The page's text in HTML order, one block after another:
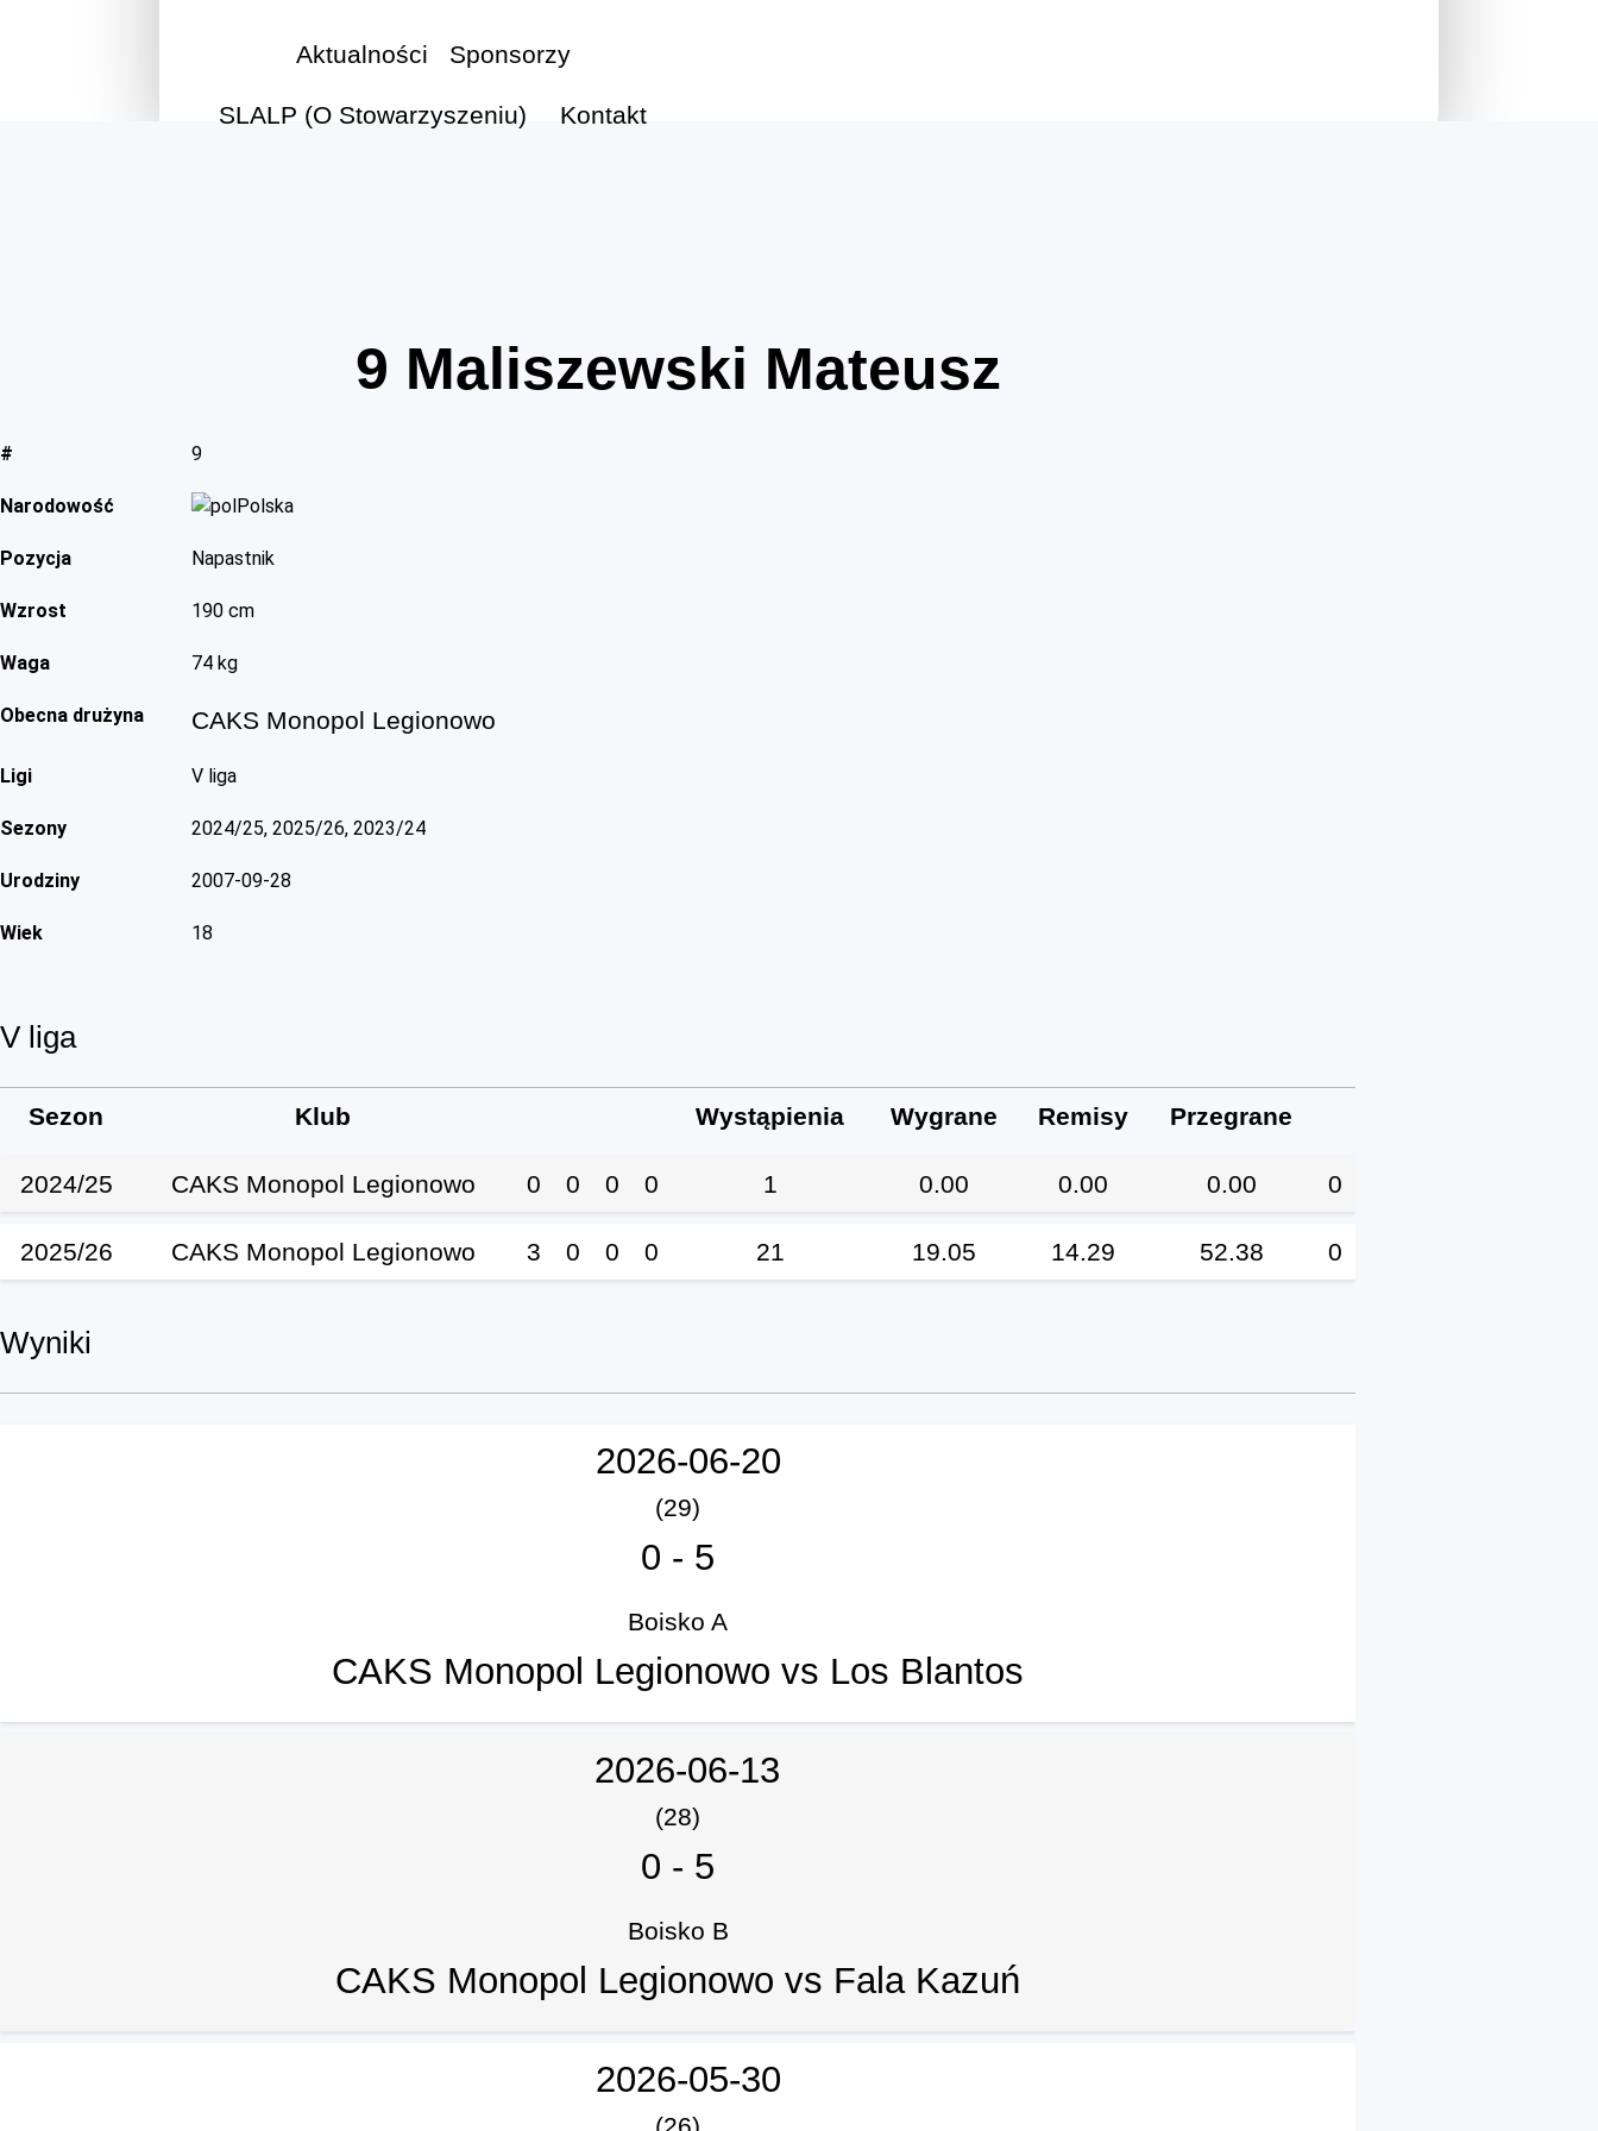
Aktualności Sponsorzy
SLALP (O Stowarzyszeniu) Kontakt
9 Maliszewski Mateusz
# 9
Narodowość Polska
Pozycja Napastnik
Wzrost 190 cm
Waga 74 kg
Obecna drużyna CAKS Monopol Legionowo
Ligi V liga
Sezony 2024/25, 2025/26, 2023/24
Urodziny 2007-09-28
Wiek 18
V liga
Sezon Klub Wystąpienia Wygrane Remisy Przegrane
2024/25 CAKS Monopol Legionowo 0 0 0 0 1 0.00 0.00 0.00 0
2025/26 CAKS Monopol Legionowo 3 0 0 0 21 19.05 14.29 52.38 0
Wyniki
2026-06-20
(29)
0 - 5
Boisko A
CAKS Monopol Legionowo vs Los Blantos
2026-06-13
(28)
0 - 5
Boisko B
CAKS Monopol Legionowo vs Fala Kazuń
2026-05-30